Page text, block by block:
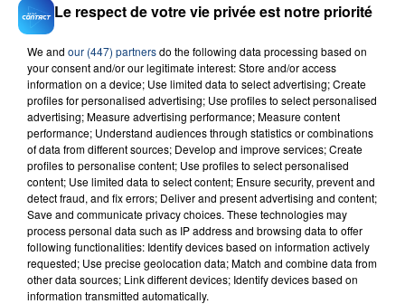
29 août 2025
LE MOT CASH !
Le respect de votre vie privée est notre priorité
We and our (447) partnersdo the following data processing based on
your consent and/or our legitimate interest: Store and/or access
information on a device; Use limited data to select advertising; Create
profiles for personalised advertising; Use profiles to select personalised
advertising; Measure advertising performance; Measure content
performance; Understand audiences through statistics or combinations
of data from different sources; Develop and improve services; Create
profiles to personalise content; Use profiles to select personalised
content; Use limited data to select content; Ensure security, prevent and
detect fraud, and fix errors; Deliver and present advertising and content;
Save and communicate privacy choices. These technologies may
process personal data such as IP address and browsing data to offer
following functionalities: Identify devices based on information actively
requested; Use precise geolocation data; Match and combine data from
other data sources; Link different devices; Identify devices based on
information transmitted automatically.